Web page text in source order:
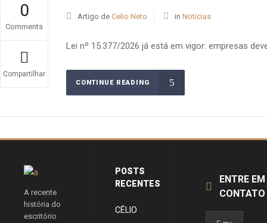
0
Comments
Compartilhar
Artigo de Celio Neto in Notícias
Lei nº 15.377/2026 já está em vigor: empresas
CONTINUE READING
A recente
história do
escritório
POSTS
RECENTES
CÉLIO
ENTRE EM
CONTATO